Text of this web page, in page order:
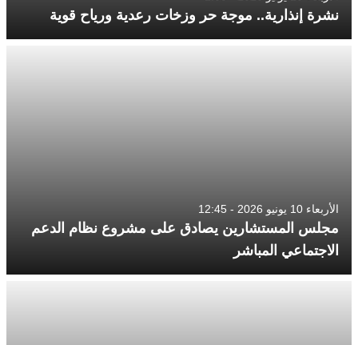
نشرة إنذارية.. موجة حر وزخات رعدية ورياح قوية
الأربعاء 10 يونيو 2026 - 12:45
مجلس المستشارين يصادق على مشروع نظام الدعم
الاجتماعي المباشر